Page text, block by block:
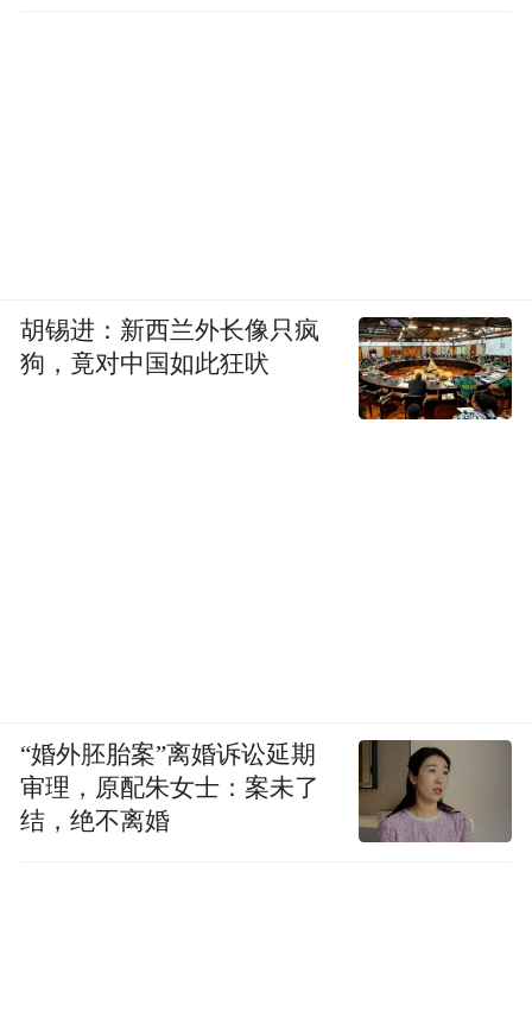
胡锡进：新西兰外长像只疯
狗，竟对中国如此狂吠
“婚外胚胎案”离婚诉讼延期
审理，原配朱女士：案未了
结，绝不离婚